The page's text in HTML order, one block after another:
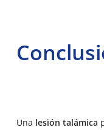
Una lesión talámica